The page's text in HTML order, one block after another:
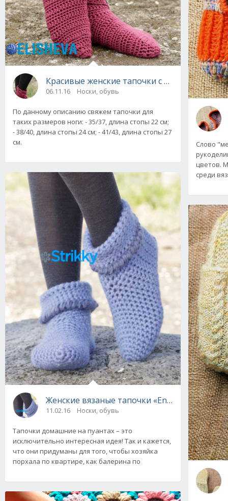
Красивые женские тапочки с ажурными
06.11.16 Носки, обувь
По данному описанию свяжем тапочки для
таких размеров ноги: - 35/37, длина стопы 22 см;
- 38/40, длина стопы 24 см; - 41/43, длина стопы 27
см.
Женские вязаные тапочки «En Pointe» от
11.02.16 Носки, обувь
Тапочки домашние на пуантах – это
исключительно интересная идея! Так и кажется,
что они придуманы для того, чтобы хозяйка
порхала по квартире, как балерина по
Слово
цветов.
среди